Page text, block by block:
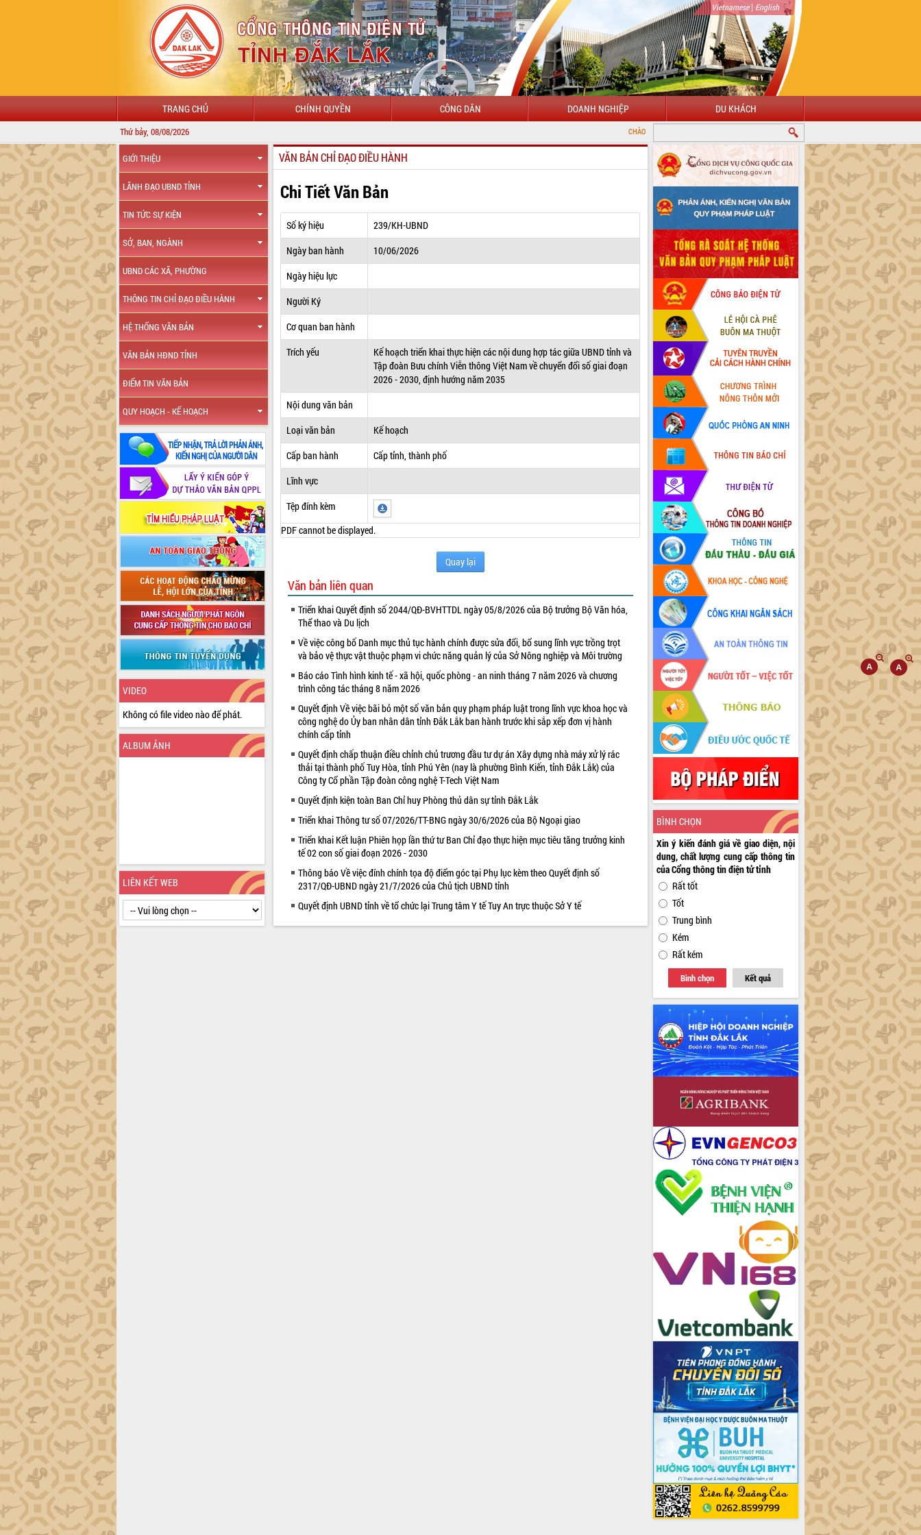
Vietnamese| English
TRANG CHỦ CHÍNH QUYỀN CÔNG DÂN DOANH NGHIỆP DU KHÁCH
Thứ bảy, 08/08/2026 CHÀO MỪNG ĐẾN VỚI CỔNG THÔNG TIN ĐIỆN TỬ TỈNH ĐẮK LẮK
GIỚI THIỆU
LÃNH ĐẠO UBND TỈNH
TIN TỨC SỰ KIỆN
SỞ, BAN, NGÀNH
UBND CÁC XÃ, PHƯỜNG
THÔNG TIN CHỈ ĐẠO ĐIỀU HÀNH
HỆ THỐNG VĂN BẢN
VĂN BẢN HĐND TỈNH
ĐIỂM TIN VĂN BẢN
QUY HOẠCH - KẾ HOẠCH
VIDEO
Không có file video nào để phát.
ALBUM ẢNH
LIÊN KẾT WEB
VĂN BẢN CHỈ ĐẠO ĐIỀU HÀNH
Chi Tiết Văn Bản
Số ký hiệu
239/KH-UBND
Ngày ban hành
10/06/2026
Ngày hiệu lực
Người Ký
Cơ quan ban hành
Trích yếu
Kế hoạch triển khai thực hiện các nội dung hợp tác giữa UBND tỉnh và
Tập đoàn Bưu chính Viễn thông Việt Nam về chuyển đổi số giai đoạn
2026 - 2030, định hướng năm 2035
Nội dung văn bản
Loại văn bản
Kế hoạch
Cấp ban hành
Cấp tỉnh, thành phố
Lĩnh vực
Tệp đính kèm
PDF cannot be displayed.
Quay lại
Văn bản liên quan
Triển khai Quyết định số 2044/QĐ-BVHTTDL ngày 05/8/2026 của Bộ trưởng Bộ Văn hóa,
Thể thao và Du lịch
Về việc công bố Danh mục thủ tục hành chính được sửa đổi, bổ sung lĩnh vực trồng trọt
và bảo vệ thực vật thuộc phạm vi chức năng quản lý của Sở Nông nghiệp và Môi trường
Báo cáo Tình hình kinh tế - xã hội, quốc phòng - an ninh tháng 7 năm 2026 và chương
trình công tác tháng 8 năm 2026
Quyết định Về việc bãi bỏ một số văn bản quy phạm pháp luật trong lĩnh vực khoa học và
công nghệ do Ủy ban nhân dân tỉnh Đắk Lắk ban hành trước khi sắp xếp đơn vị hành
chính cấp tỉnh
Quyết định chấp thuận điều chỉnh chủ trương đầu tư dự án Xây dựng nhà máy xử lý rác
thải tại thành phố Tuy Hòa, tỉnh Phú Yên (nay là phường Bình Kiến, tỉnh Đắk Lắk) của
Công ty Cổ phần Tập đoàn công nghệ T-Tech Việt Nam
Quyết định kiện toàn Ban Chỉ huy Phòng thủ dân sự tỉnh Đắk Lắk
Triển khai Thông tư số 07/2026/TT-BNG ngày 30/6/2026 của Bộ Ngoại giao
Triển khai Kết luận Phiên họp lần thứ tư Ban Chỉ đạo thực hiện mục tiêu tăng trưởng kinh
tế 02 con số giai đoạn 2026 - 2030
Thông báo Về việc đính chính tọa độ điểm góc tại Phụ lục kèm theo Quyết định số
2317/QĐ-UBND ngày 21/7/2026 của Chủ tịch UBND tỉnh
Quyết định UBND tỉnh về tổ chức lại Trung tâm Y tế Tuy An trực thuộc Sở Y tế
BÌNH CHỌN
Xin ý kiến đánh giá về giao diện, nội
dung, chất lượng cung cấp thông tin
của Cổng thông tin điện tử tỉnh
Rất tốt
Tốt
Trung bình
Kém
Rất kém
Bình chọn Kết quả